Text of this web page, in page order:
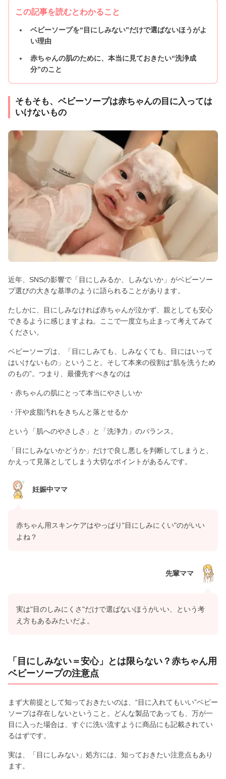
この記事を読むとわかること
ベビーソープを“目にしみない”だけで選ばないほうがよ
い理由
赤ちゃんの肌のために、本当に見ておきたい“洗浄成
分”のこと
そもそも、ベビーソープは赤ちゃんの目に入っては
いけないもの
近年、SNSの影響で「目にしみるか、しみないか」がベビーソー
プ選びの大きな基準のように語られることがあります。
たしかに、目にしみなければ赤ちゃんが泣かず、親としても安心
できるように感じますよね。ここで一度立ち止まって考えてみて
ください。
ベビーソープは、「目にしみても、しみなくても、目にはいって
はいけないもの」ということ。そして本来の役割は“肌を洗うため
のもの”。つまり、最優先すべきなのは
・赤ちゃんの肌にとって本当にやさしいか
・汗や皮脂汚れをきちんと落とせるか
という「肌へのやさしさ」と「洗浄力」のバランス。
「目にしみないかどうか」だけで良し悪しを判断してしまうと、
かえって見落としてしまう大切なポイントがあるんです。
妊娠中ママ
赤ちゃん用スキンケアはやっぱり"目にしみにくい"のがいい
よね？
先輩ママ
実は"目のしみにくさ"だけで選ばないほうがいい、という考
え方もあるみたいだよ。
「目にしみない＝安心」とは限らない？赤ちゃん用
ベビーソープの注意点
まず大前提として知っておきたいのは、“目に入れてもいい”ベビー
ソープは存在しないということ。どんな製品であっても、万が一
目に入った場合は、すぐに洗い流すように商品にも記載されてい
るはずです。
実は、「目にしみない」処方には、知っておきたい注意点もあり
ます。